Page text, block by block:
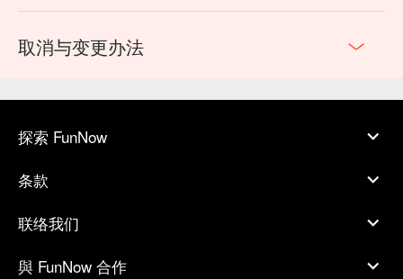
取消与变更办法
探索 FunNow
条款
联络我们
與 FunNow 合作